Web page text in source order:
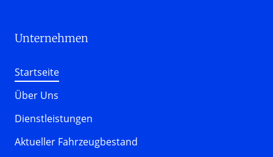
Unternehmen
Startseite
Über Uns
Dienstleistungen
Aktueller Fahrzeugbestand